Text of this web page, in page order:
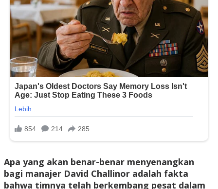
Apa yang akan benar-benar menyenangkan
bagi manajer David Challinor adalah fakta
bahwa timnya telah berkembang pesat dalam